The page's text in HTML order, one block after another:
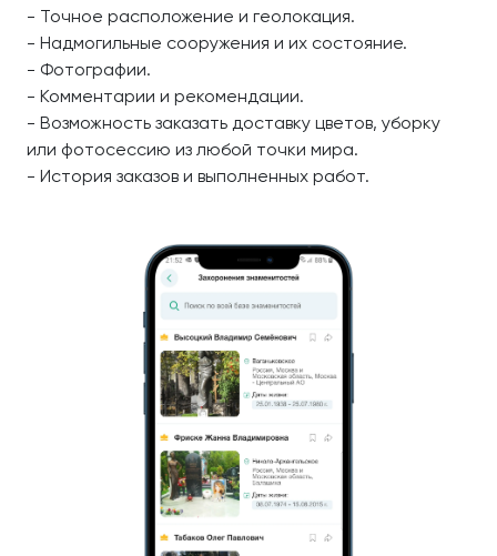
- Точное расположение и геолокация.
- Надмогильные сооружения и их состояние.
- Фотографии.
- Комментарии и рекомендации.
- Возможность заказать доставку цветов, уборку
или фотосессию из любой точки мира.
- История заказов и выполненных работ.